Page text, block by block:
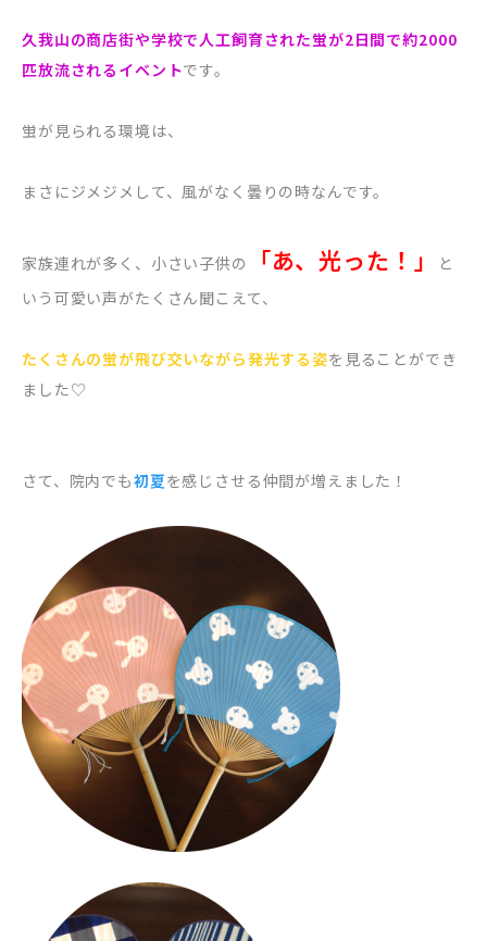
久我山の商店街や学校で人工飼育された蛍が2日間で約2000
匹放流されるイベントです。
蛍が見られる環境は、
まさにジメジメして、風がなく曇りの時なんです。
家族連れが多く、小さい子供の 「あ、光った！」
と
いう可愛い声がたくさん聞こえて、
たくさんの蛍が飛び交いながら発光する姿を見ることができ
ました♡
さて、院内でも初夏を感じさせる仲間が増えました！